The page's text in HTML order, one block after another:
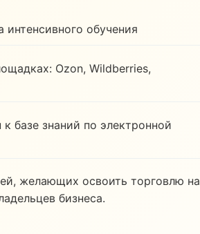
обучения
Ozon, Wildberries,
базе знаний по электронной
желающих освоить торговлю на
бизнеса.